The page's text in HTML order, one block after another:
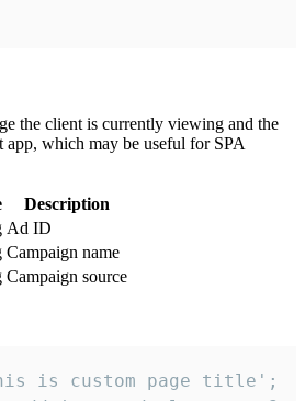
the client is currently viewing and the
which may be useful for SPA
Description
Ad ID
Campaign name
Campaign source
is custom page title';